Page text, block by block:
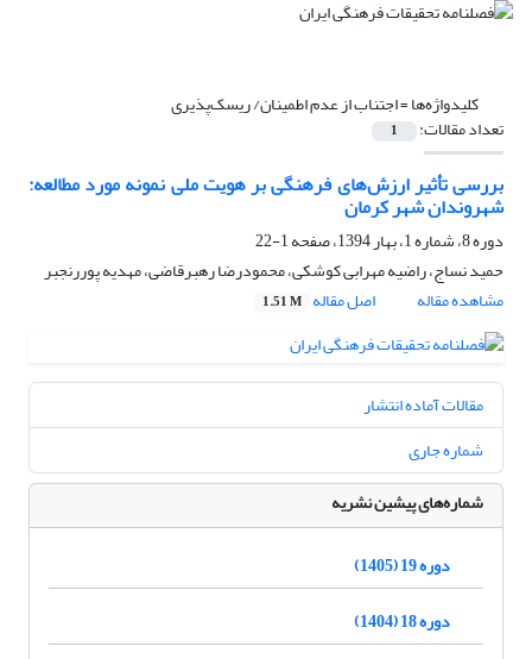
کلیدواژه‌ها =اجتناب از عدم ‌اطمینان/ ریسک‌پذیری
تعداد مقالات: 1
بررسی تأثیر ارزش‌های فرهنگی بر هویت ملی نمونه مورد مطالعه:
شهروندان شهر کرمان
دوره 8، شماره 1، بهار 1394، صفحه
1-22
حمید نساج، راضیه مهرابی کوشکی، محمودرضا رهبرقاضی، مهدیه پوررنجبر
مشاهده مقاله
اصل مقاله 1.51 M
مقالات آماده انتشار
شماره جاری
شماره‌های پیشین نشریه
دوره 19 (1405)
دوره 18 (1404)